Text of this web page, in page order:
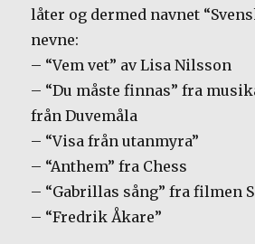
låter og dermed navnet
nevne:
– “Vem vet” av Lisa Nilsson
– “Du måste finnas” fra
från Duvemåla
– “Visa från utanmyra”
– “Anthem” fra Chess
– “Gabrillas sång” fra filmen
– “Fredrik Åkare”